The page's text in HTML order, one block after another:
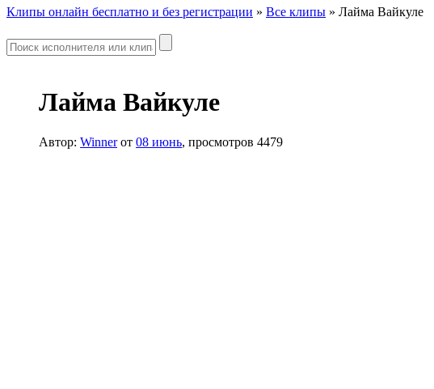
Клипы онлайн бесплатно и без регистрации » Все клипы » Лайма Вайкуле
Лайма Вайкуле
Автор: Winnerот 08 июнь, просмотров 4479